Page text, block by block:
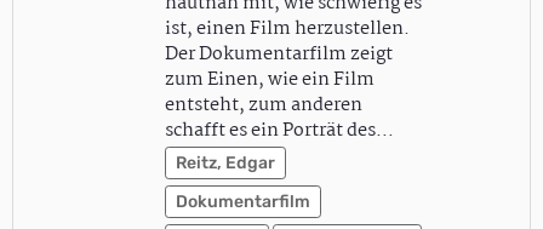
ist, einen Film herzustellen.
Der Dokumentarfilm zeigt
zum Einen, wie ein Film
entsteht, zum anderen
schafft es ein Porträt des…
Reitz, Edgar
Dokumentarfilm